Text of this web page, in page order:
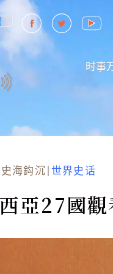
时事
史海鈎沉 世界史话
亞27國